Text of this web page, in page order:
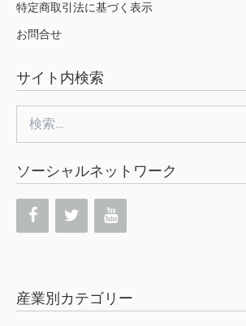
特定商取引法に基づく表示
お問合せ
サイト内検索
索:
ソーシャルネットワーク
産業別カテゴリー